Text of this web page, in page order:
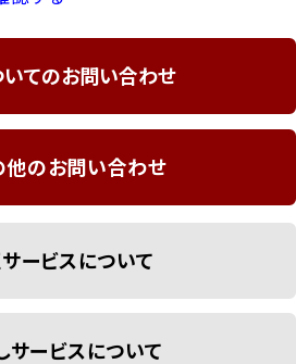
てのお問い合わせ
他のお問い合わせ
ービスについて
サービスについて